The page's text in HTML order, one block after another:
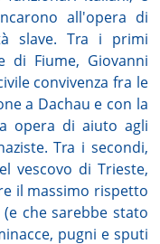
all'opera di
slave. Tra i primi
Fiume, Giovanni
convivenza fra le
a Dachau e con la
opera di aiuto agli
Tra i secondi,
vescovo di Trieste,
il massimo rispetto
che sarebbe stato
pugni e sputi